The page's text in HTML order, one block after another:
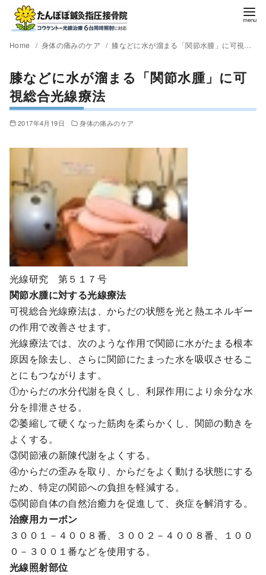
Home 身体の痛みのケア 膝などに水が溜まる「関節水腫」に可視総合光線療法
膝などに水が溜まる「関節水腫」に可
視総合光線療法
2017年4月19日 身体の痛みのケア
光線研究 第５１７号
関節水腫に対する光線療法
可視総合光線療法は、からだの状態を光と熱エネルギー
の作用で改善させます。
光線療法では、次のような作用で関節に水がたまる根本
原因を除去し、さらに関節にたまった水を吸収させるこ
とにもつながります。
①からだの水分代謝を良くし、利尿作用により余分な水
分を排泄させる。
②萎縮して硬くなった筋肉を柔らかくし、関節の動きを
よくする。
③関節液の新陳代謝をよくする。
④からだの歪みを取り、からだをよく動ける状態にする
ため、特定の関節への負担を軽減する。
⑤関節自体の自然治癒力を促進して、炎症を解消する。
治療用カーボン
３００１－４００８番、３００２－４００８番、１００
０－３００１番などを使用する。
光線照射部位